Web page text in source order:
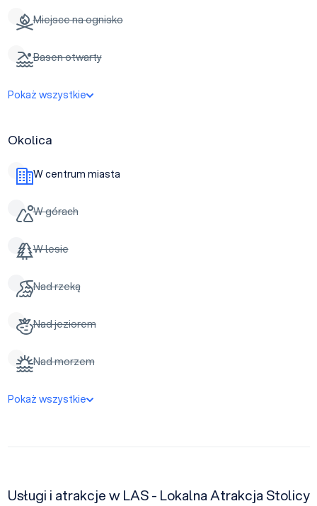
Miejsce na ognisko
Basen otwarty
Pokaż wszystkie
Okolica
W centrum miasta
W górach
W lesie
Nad rzeką
Nad jeziorem
Nad morzem
Pokaż wszystkie
Usługi i atrakcje w LAS - Lokalna Atrakcja Stolicy